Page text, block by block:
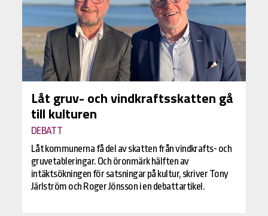
Låt gruv- och vindkraftsskatten gå
till kulturen
DEBATT
Låt kommunerna få del av skatten från vindkrafts- och
gruvetableringar. Och öronmärk hälften av
intäktsökningen för satsningar på kultur, skriver Tony
Järlström och Roger Jönsson i en debattartikel.